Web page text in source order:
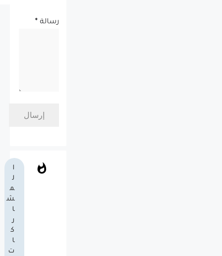
رسالة *
ا
ل
م
ش
ا
ر
ك
ا
ت